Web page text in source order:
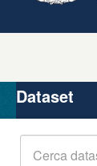
Gruppi
Dataset